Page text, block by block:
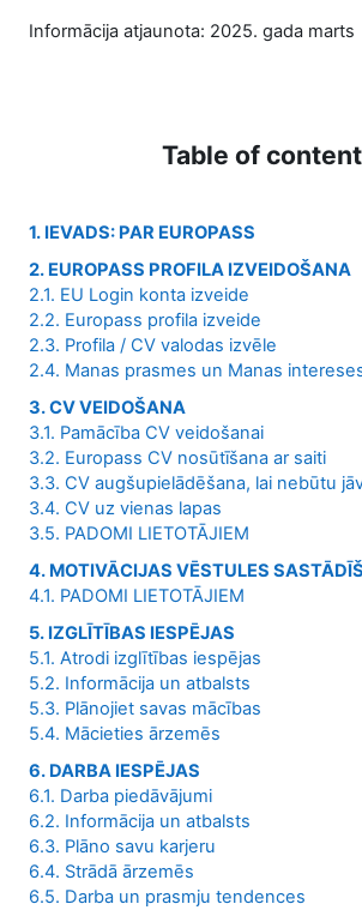
Informācija atjaunota: 2025. gada marts
Table of
1. IEVADS: PAR EUROPASS
2. EUROPASS PROFILA IZVEIDOŠANA
2.1. EU Login konta izveide
2.2. Europass profila izveide
2.3. Profila / CV valodas izvēle
2.4. Manas prasmes un Manas
3. CV VEIDOŠANA
3.1. Pamācība CV veidošanai
3.2. Europass CV nosūtīšana ar saiti
3.3. CV augšupielādēšana, lai nebūtu
3.4. CV uz vienas lapas
3.5. PADOMI LIETOTĀJIEM
4. MOTIVĀCIJAS VĒSTULES
4.1. PADOMI LIETOTĀJIEM
5. IZGLĪTĪBAS IESPĒJAS
5.1. Atrodi izglītības iespējas
5.2. Informācija un atbalsts
5.3. Plānojiet savas mācības
5.4. Mācieties ārzemēs
6. DARBA IESPĒJAS
6.1. Darba piedāvājumi
6.2. Informācija un atbalsts
6.3. Plāno savu karjeru
6.4. Strādā ārzemēs
6.5. Darba un prasmju tendences